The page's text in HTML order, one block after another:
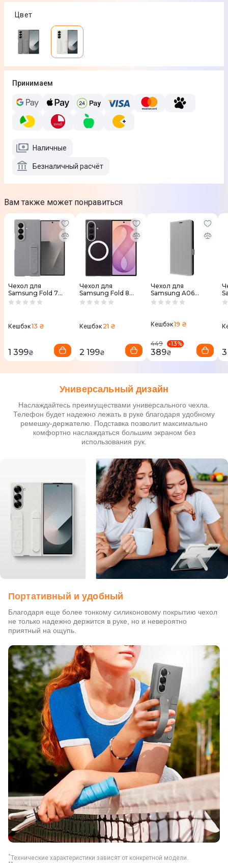
Цвет
Принимаем
Наличные
Безналичный расчёт
Вам также может понравиться
Чехол для
Samsung Fold 7
Silicone Case Gray
Кешбэк13 ₴
1 399₴
Чехол для
Samsung Fold 8
Ultra Clear Magnet
Кешбэк 21 ₴
2 199₴
Чехол для
Samsung A06
WAVE Flap Case
Кешбэк19 ₴
449 -13%
389₴
Универсальный дизайн
Наслаждайтесь преимуществами универсального чехла.
Телефон будет надежно лежать в руке благодаря удобному
ремешку-держателю. Подставка позволит максимально
комфортно наслаждаться большим экраном без
использования рук.
Портативный и удобный
Благодаря еще более тонкому силиконовому покрытию чехол
не только надежно держится в руке, но и невероятно
приятный на ощупь.
*Технические характеристики зависят от конкретной модели.